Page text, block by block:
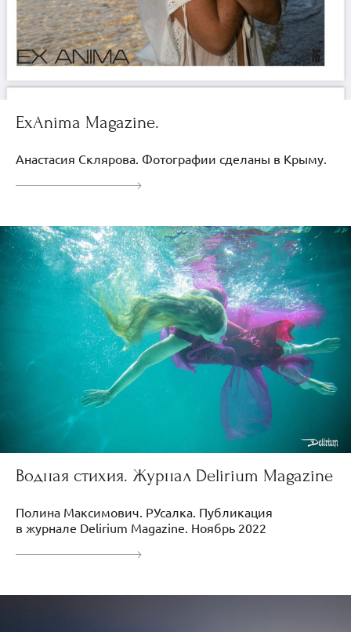
ExAnima Magazine.
Анастасия Склярова. Фотографии сделаны в Крыму.
Водная стихия. Журнал Delirium Magazine
Полина Максимович. РУсалка. Публикация
в журнале Delirium Magazine. Ноябрь 2022